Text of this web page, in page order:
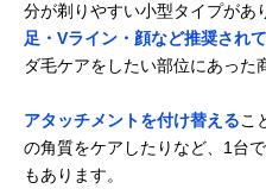
ー KLC-0730
Amazonで見る
ompa Tホルダ
FB0057
Amazonで見る
ブラウン
分が剃りやすい小型タイプがあ
足・Vライン・顔など推奨され
ダ毛ケアをしたい部位にあった
アタッチメントを付け替えるこ
の角質をケアしたりなど、1台
もあります。